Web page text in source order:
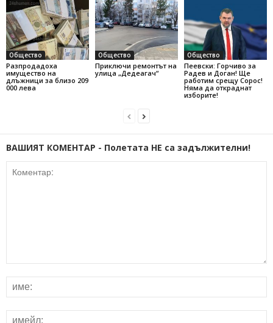
Общество
Разпродадоха
имущество на
длъжници за близо 209
000 лева
Общество
Приключи ремонтът на
улица „Дедеагач“
Общество
Пеевски: Горчиво за
Радев и Доган! Ще
работим срещу Сорос!
Няма да откраднат
изборите!
ВАШИЯТ КОМЕНТАР - Полетата НЕ са задължителни!